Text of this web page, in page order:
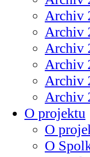
Archiv
Archiv
Archiv
Archiv
Archiv
Archiv
O projektu
O
O